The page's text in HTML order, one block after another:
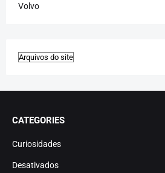
Volvo
CATEGORIES
Curiosidades
Desativados